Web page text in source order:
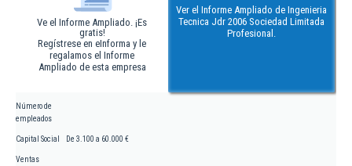
Ve el Informe Ampliado. ¡Es
gratis!
Regístrese en eInforma y le
regalamos el Informe
Ampliado de esta empresa
Ver el Informe Ampliado de Ingenieria
Tecnica Jdr 2006 Sociedad Limitada
Profesional.
Número de
empleados
Capital Social De 3.100 a 60.000 €
Ventas